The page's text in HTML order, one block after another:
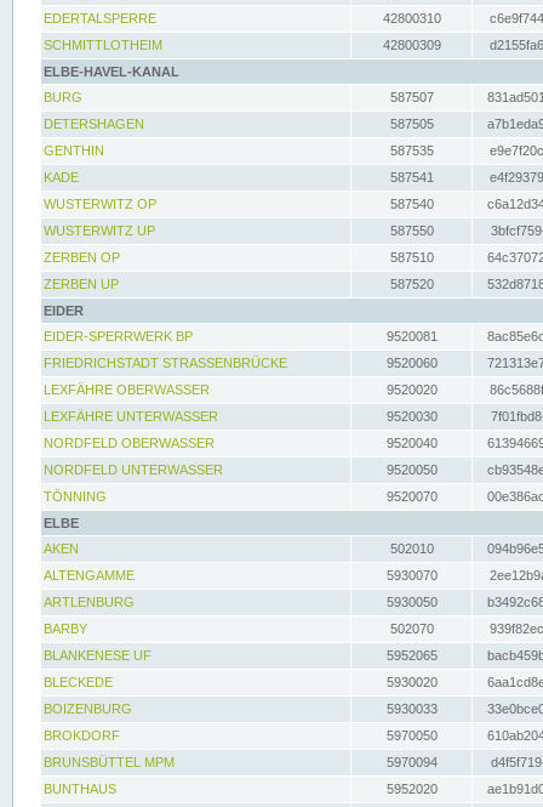
EDERTALSPERRE
42800310
SCHMITTLOTHEIM
42800309
ELBE-HAVEL-KANAL
BURG
587507
DETERSHAGEN
587505
GENTHIN
587535
KADE
587541
WUSTERWITZ OP
587540
WUSTERWITZ UP
587550
ZERBEN OP
587510
ZERBEN UP
587520
EIDER
EIDER-SPERRWERK BP
9520081
FRIEDRICHSTADT STRASSENBRÜCKE
9520060
LEXFÄHRE OBERWASSER
9520020
LEXFÄHRE UNTERWASSER
9520030
NORDFELD OBERWASSER
9520040
NORDFELD UNTERWASSER
9520050
TÖNNING
9520070
ELBE
AKEN
502010
ALTENGAMME
5930070
ARTLENBURG
5930050
BARBY
502070
BLANKENESE UF
5952065
BLECKEDE
5930020
BOIZENBURG
5930033
BROKDORF
5970050
BRUNSBÜTTEL MPM
5970094
BUNTHAUS
5952020